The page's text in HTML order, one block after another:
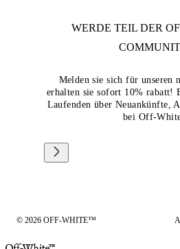
WERDE TEIL DER
Melden sie sich für unseren
erhalten sie sofort 10% rabatt!
Laufenden über Neuankünfte,
bei Off-
© 2026 OFF-WHITE™